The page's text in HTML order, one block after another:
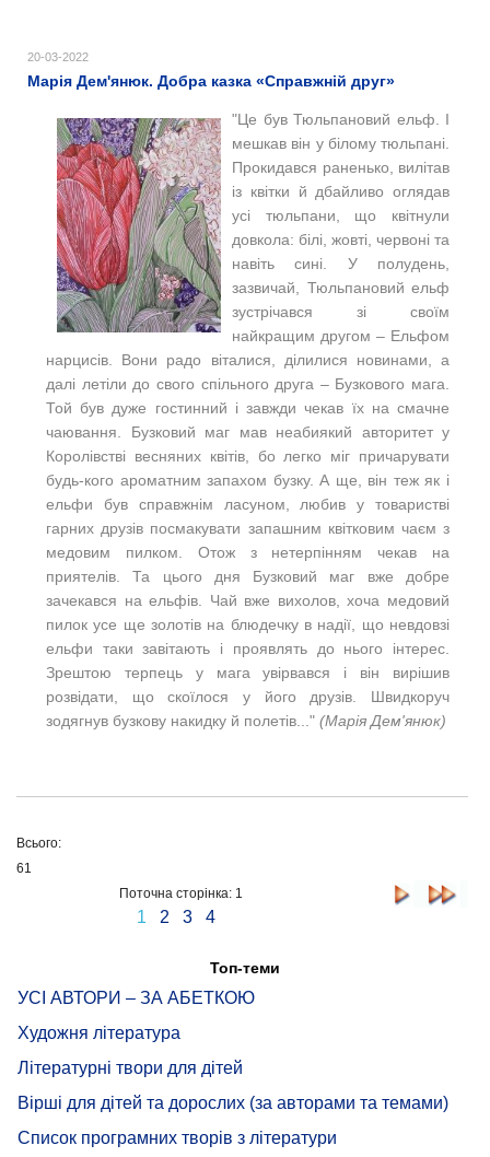
20-03-2022
Марія Дем'янюк. Добра казка «Справжній друг»
"Це був Тюльпановий ельф. І
мешкав він у білому тюльпані.
Прокидався раненько, вилітав
із квітки й дбайливо оглядав
усі тюльпани, що квітнули
довкола: білі, жовті, червоні та
навіть сині. У полудень,
зазвичай, Тюльпановий ельф
зустрічався зі своїм
найкращим другом – Ельфом
нарцисів. Вони радо віталися, ділилися новинами, а
далі летіли до свого спільного друга – Бузкового мага.
Той був дуже гостинний і завжди чекав їх на смачне
чаювання. Бузковий маг мав неабиякий авторитет у
Королівстві весняних квітів, бо легко міг причарувати
будь-кого ароматним запахом бузку. А ще, він теж як і
ельфи був справжнім ласуном, любив у товаристві
гарних друзів посмакувати запашним квітковим чаєм з
медовим пилком. Отож з нетерпінням чекав на
приятелів. Та цього дня Бузковий маг вже добре
зачекався на ельфів. Чай вже вихолов, хоча медовий
пилок усе ще золотів на блюдечку в надії, що невдовзі
ельфи таки завітають і проявлять до нього інтерес.
Зрештою терпець у мага увірвався і він вирішив
розвідати, що скоїлося у його друзів. Швидкоруч
зодягнув бузкову накидку й полетів..." (Марія Дем'янюк)
Всього:
61
Поточна сторінка: 1
1 2 3 4
Топ-теми
УСІ АВТОРИ – ЗА АБЕТКОЮ
Художня література
Літературні твори для дітей
Вірші для дітей та дорослих (за авторами та темами)
Список програмних творів з літератури